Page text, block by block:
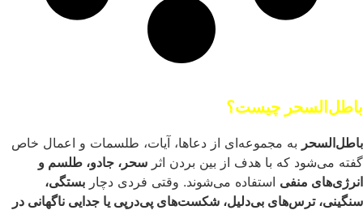
باطل‌السحر چیست؟
باطل‌السحر به مجموعه‌ای از دعاها، آیات، طلسمات و اعمال خاص
گفته می‌شود که با هدف از بین بردن اثر سحر، جادو، طلسم و
انرژی‌های منفی استفاده می‌شوند. وقتی فردی دچار بستگی،
سنگینی، ترس‌های بی‌دلیل، شکست‌های پی‌در‌پی یا جدایی ناگهانی در